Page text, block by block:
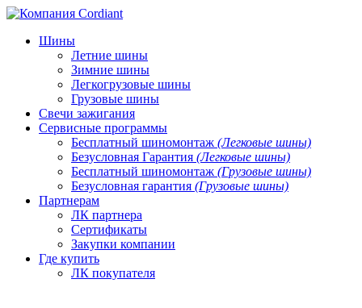
Шины
Летние шины
Зимние шины
Легкогрузовые шины
Грузовые шины
Свечи зажигания
Сервисные программы
Бесплатный шиномонтаж (Легковые шины)
Безусловная Гарантия (Легковые шины)
Бесплатный шиномонтаж (Грузовые шины)
Безусловная гарантия (Грузовые шины)
Партнерам
ЛК партнера
Сертификаты
Закупки компании
Где купить
ЛК покупателя